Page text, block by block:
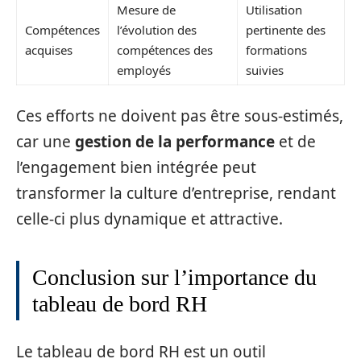
Compétences
acquises
Mesure de
l’évolution des
compétences des
employés
Utilisation
pertinente des
formations
suivies
Ces efforts ne doivent pas être sous-estimés,
car une gestion de la performance et de
l’engagement bien intégrée peut
transformer la culture d’entreprise, rendant
celle-ci plus dynamique et attractive.
Conclusion sur l’importance du
tableau de bord RH
Le tableau de bord RH est un outil